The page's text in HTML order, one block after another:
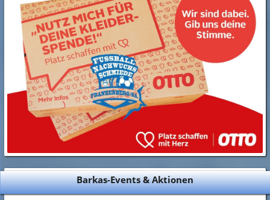
Barkas-Events & Aktionen